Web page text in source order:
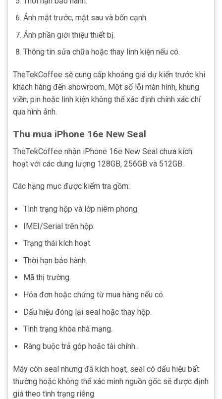
Ảnh mặt trước, mặt sau và bốn cạnh.
Ảnh phần giới thiệu thiết bị.
Thông tin sửa chữa hoặc thay linh kiện nếu có.
TheTekCoffee sẽ cung cấp khoảng giá dự kiến trước khi
khách hàng đến showroom. Một số lỗi màn hình, khung
viền, pin hoặc linh kiện không thể xác định chính xác chỉ
qua hình ảnh.
Thu mua iPhone 16e New Seal
TheTekCoffee nhận iPhone 16e New Seal chưa kích
hoạt với các dung lượng 128GB, 256GB và 512GB.
Các hạng mục được kiểm tra gồm:
Tình trạng hộp và lớp niêm phong.
IMEI/Serial trên hộp.
Trạng thái kích hoạt.
Thời hạn bảo hành.
Mã thị trường.
Hóa đơn hoặc chứng từ mua hàng nếu có.
Dấu hiệu đóng lại seal hoặc thay hộp.
Tình trạng khóa nhà mạng.
Ràng buộc trả góp hoặc tài chính.
Máy còn seal nhưng đã kích hoạt, seal có dấu hiệu bất
thường hoặc không thể xác minh nguồn gốc sẽ được định
giá theo tình trạng riêng.